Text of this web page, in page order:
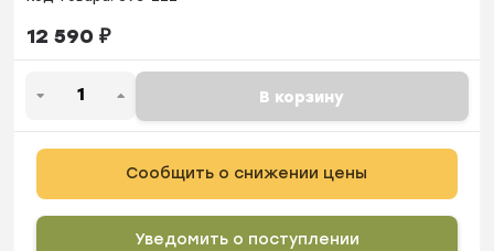
12 590 ₽
В корзину
Сообщить о снижении цены
Уведомить о поступлении